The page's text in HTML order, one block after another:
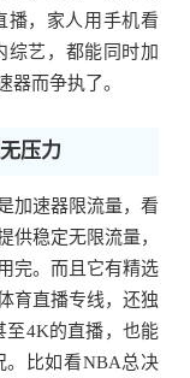
播，家人用手机看
综艺，都能同时加
器而争执了。
压力
加速器限流量，看
供稳定无限流量，
完。而且它有精选
育直播专线，还独
至4K的直播，也能
。比如看NBA总决